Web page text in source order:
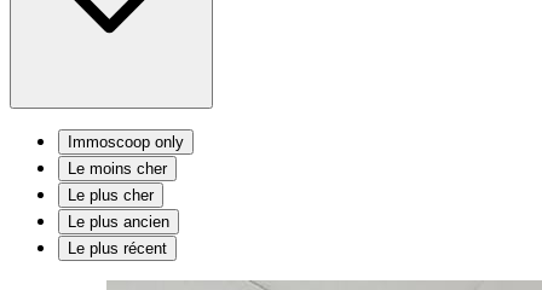
Immoscoop only
Le moins cher
Le plus cher
Le plus ancien
Le plus récent